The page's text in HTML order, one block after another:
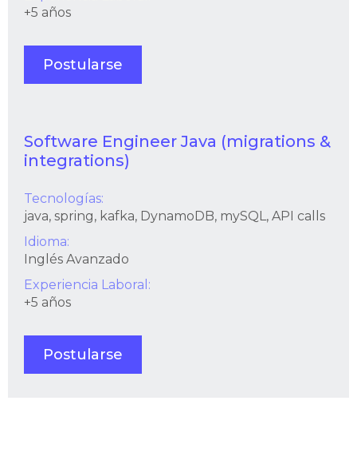
+5 años
Postularse
Software Engineer Java (migrations &
integrations)
Tecnologías:
java, spring, kafka, DynamoDB, mySQL, API calls
Idioma:
Inglés Avanzado
Experiencia Laboral:
+5 años
Postularse